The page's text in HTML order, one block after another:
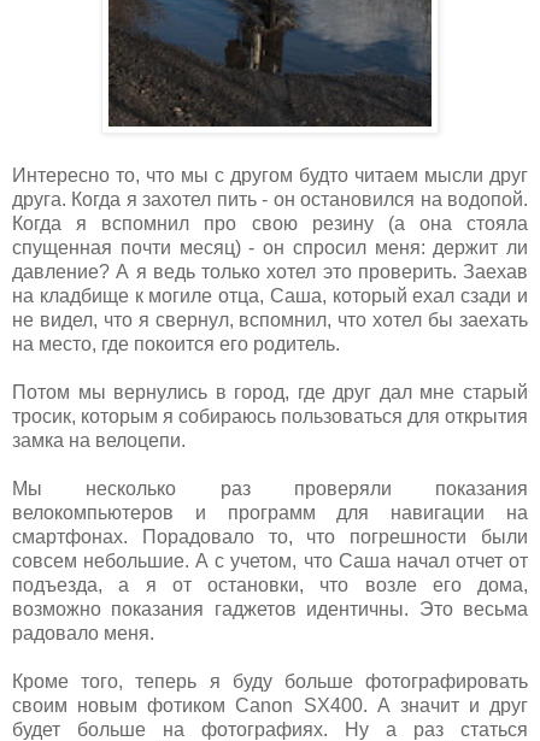
Интересно то, что мы с другом будто читаем мысли друг
друга. Когда я захотел пить - он остановился на водопой.
Когда я вспомнил про свою резину (а она стояла
спущенная почти месяц) - он спросил меня: держит ли
давление? А я ведь только хотел это проверить. Заехав
на кладбище к могиле отца, Саша, который ехал сзади и
не видел, что я свернул, вспомнил, что хотел бы заехать
на место, где покоится его родитель.
Потом мы вернулись в город, где друг дал мне старый
тросик, которым я собираюсь пользоваться для открытия
замка на велоцепи.
Мы несколько раз проверяли показания
велокомпьютеров и программ для навигации на
смартфонах. Порадовало то, что погрешности были
совсем небольшие. А с учетом, что Саша начал отчет от
подъезда, а я от остановки, что возле его дома,
возможно показания гаджетов идентичны. Это весьма
радовало меня.
Кроме того, теперь я буду больше фотографировать
своим новым фотиком Canon SX400. А значит и друг
будет больше на фотографиях. Ну а раз статься